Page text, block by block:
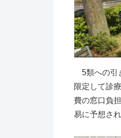
5類への引
限定して診
費の窓口負
易に予想さ